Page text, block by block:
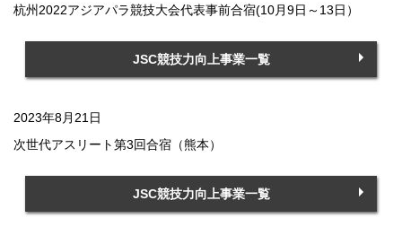
杭州2022アジアパラ競技大会代表事前合宿(10月9日～13日）
JSC競技力向上事業一覧
2023年8月21日
次世代アスリート第3回合宿（熊本）
JSC競技力向上事業一覧